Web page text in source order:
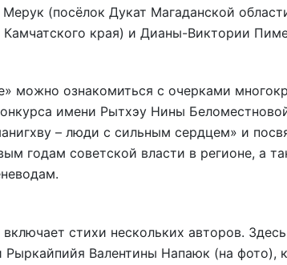
(посёлок Дукат Магаданской
Камчатского края) и Дианы-Виктории
можно ознакомиться с очерками
имени Рытхэу Нины
– люди с сильным сердцем» и
годам советской власти в регионе, а
включает стихи нескольких авторов.
Валентины Напаюк (на фото),